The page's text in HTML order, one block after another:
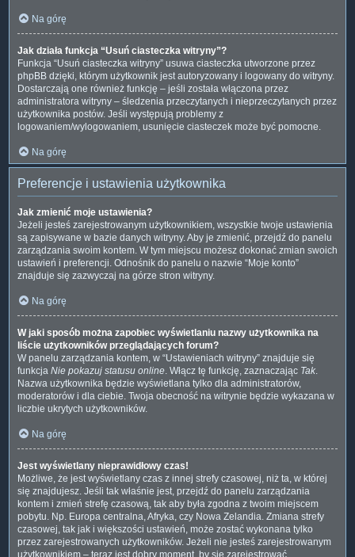
Na górę
Jak działa funkcja “Usuń ciasteczka witryny”?
Funkcja “Usuń ciasteczka witryny” usuwa ciasteczka utworzone przez
phpBB dzięki, którym użytkownik jest autoryzowany i logowany do witryny.
Dostarczają one również funkcję – jeśli została włączona przez
administratora witryny – śledzenia przeczytanych i nieprzeczytanych przez
użytkownika postów. Jeśli występują problemy z
logowaniem/wylogowaniem, usunięcie ciasteczek może być pomocne.
Na górę
Preferencje i ustawienia użytkownika
Jak zmienić moje ustawienia?
Jeżeli jesteś zarejestrowanym użytkownikiem, wszystkie twoje ustawienia
są zapisywane w bazie danych witryny. Aby je zmienić, przejdź do panelu
zarządzania swoim kontem. W tym miejscu możesz dokonać zmian swoich
ustawień i preferencji. Odnośnik do panelu o nazwie “Moje konto”
znajduje się zazwyczaj na górze stron witryny.
Na górę
W jaki sposób można zapobiec wyświetlaniu nazwy użytkownika na
liście użytkowników przeglądających forum?
W panelu zarządzania kontem, w “Ustawieniach witryny” znajduje się
funkcja Nie pokazuj statusu online. Włącz tę funkcję, zaznaczając Tak.
Nazwa użytkownika będzie wyświetlana tylko dla administratorów,
moderatorów i dla ciebie. Twoja obecność na witrynie będzie wykazana w
liczbie ukrytych użytkowników.
Na górę
Jest wyświetlany nieprawidłowy czas!
Możliwe, że jest wyświetlany czas z innej strefy czasowej, niż ta, w której
się znajdujesz. Jeśli tak właśnie jest, przejdź do panelu zarządzania
kontem i zmień strefę czasową, tak aby była zgodna z twoim miejscem
pobytu. Np. Europa centralna, Afryka, czy Nowa Zelandia. Zmiana strefy
czasowej, tak jak i większości ustawień, może zostać wykonana tylko
przez zarejestrowanych użytkowników. Jeżeli nie jesteś zarejestrowanym
użytkownikiem – teraz jest dobry moment, by się zarejestrować.